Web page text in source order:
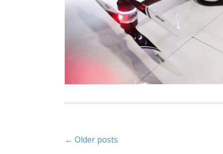
P
← Older posts